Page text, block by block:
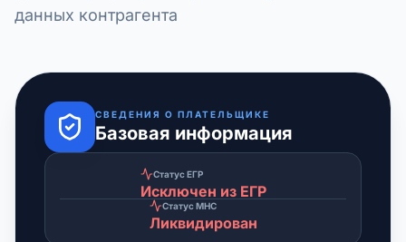
данных контрагента
СВЕДЕНИЯ О ПЛАТЕЛЬЩИКЕ
Базовая информация
Статус ЕГР
Исключен из ЕГР
Статус МНС
Ликвидирован